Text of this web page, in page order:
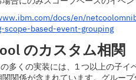
docs/en/
scope-based-event-grouping
のカスタム相関
多くの実装には、1 つ以上の子イ
関関係が含まれています。グルー